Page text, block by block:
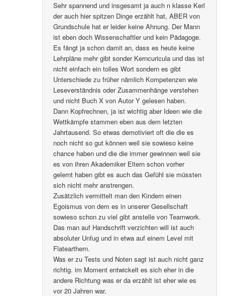
Sehr spannend und insgesamt ja auch n klasse Kerl
der auch hier spitzen Dinge erzählt hat, ABER von
Grundschule hat er leider keine Ahnung. Der Mann
ist eben doch Wissenschaftler und kein Pädagoge.
Es fängt ja schon damit an, dass es heute keine
Lehrpläne mehr gibt sonder Kerncuricula und das ist
nicht einfach ein tolles Wort sondern es gibt
Unterschiede zu früher nämlich Kompetenzen wie
Leseverständnis oder Zusammenhänge verstehen
und nicht Buch X von Autor Y gelesen haben.
Dann Kopfrechnen, ja ist wichtig aber Ideen wie die
Wettkämpfe stammen eben aus dem letzten
Jahrtausend. So etwas demotiviert oft die die es
noch nicht so gut können weil sie sowieso keine
chance haben und die die immer gewinnen weil sie
es von ihren Akademiker Eltern schon vorher
gelernt haben gibt es auch das Gefühl sie müssten
sich nicht mehr anstrengen.
Zusätzlich vermittelt man den Kindern einen
Egoismus von dem es in unserer Gesellschaft
sowieso schon zu viel gibt anstelle von Teamwork.
Das man auf Handschrift verzichten will ist auch
absoluter Unfug und in etwa auf einem Level mit
Flatearthern.
Was er zu Tests und Noten sagt ist auch nicht ganz
richtig. im Moment entwickelt es sich eher in die
andere Richtung was er da erzählt ist eher wie es
vor 20 Jahren war.